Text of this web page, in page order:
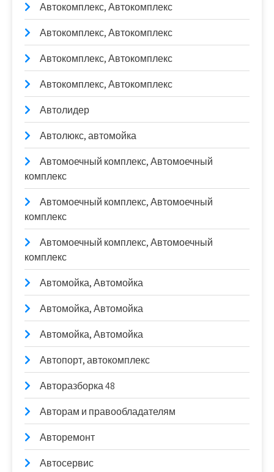
Автокомплекс, Автокомплекс
Автокомплекс, Автокомплекс
Автокомплекс, Автокомплекс
Автокомплекс, Автокомплекс
Автолидер
Автолюкс, автомойка
Автомоечный комплекс, Автомоечный
комплекс
Автомоечный комплекс, Автомоечный
комплекс
Автомоечный комплекс, Автомоечный
комплекс
Автомойка, Автомойка
Автомойка, Автомойка
Автомойка, Автомойка
Автопорт, автокомплекс
Авторазборка 48
Авторам и правообладателям
Авторемонт
Автосервис